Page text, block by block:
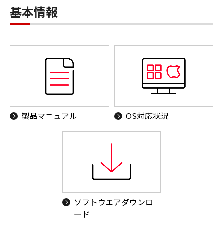
基本情報
製品マニュアル OS対応状況
ソフトウエアダウンロ
ード